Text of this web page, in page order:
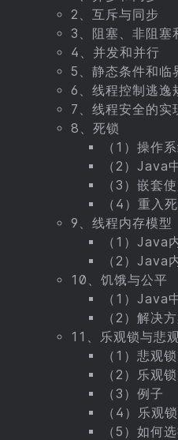
2、互斥与同步
3、阻塞、非阻塞
4、并发和并行
5、静态条件和临
6、线程控制逃逸
7、线程安全的实
8、死锁
（1）操作
（2）Java
（3）嵌套
（4）重入
9、线程内存模型
（1）Java
（2）Java
10、饥饿与公平
（1）Java
（2）解决
11、乐观锁与悲
（1）悲观
（2）乐观锁
（3）例子
（4）乐观
（5）如何